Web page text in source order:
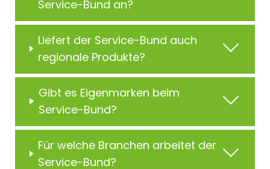
Service-Bund an?
Liefert der Service-Bund auch
regionale Produkte?
Gibt es Eigenmarken beim
Service-Bund?
Für welche Branchen arbeitet der
Service-Bund?